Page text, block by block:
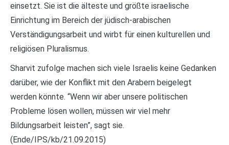
einsetzt. Sie ist die älteste und größte israelische
Einrichtung im Bereich der jüdisch-arabischen
Verständigungsarbeit und wirbt für einen kulturellen und
religiösen Pluralismus.
Sharvit zufolge machen sich viele Israelis keine Gedanken
darüber, wie der Konflikt mit den Arabern beigelegt
werden könnte. “Wenn wir aber unsere politischen
Probleme lösen wollen, müssen wir viel mehr
Bildungsarbeit leisten”, sagt sie.
(Ende/IPS/kb/21.09.2015)